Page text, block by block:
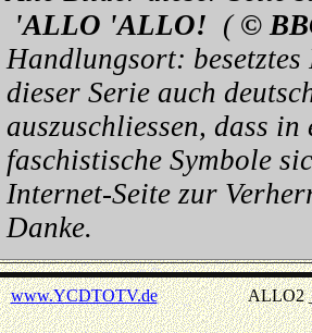
'ALLO 'ALLO! ( ©
Handlungsort:
dieser Serie auch
auszuschliessen, dass in
faschistische Symbole
Internet-Seite zur
Danke.
www.YCDTOTV.deALLO2 _